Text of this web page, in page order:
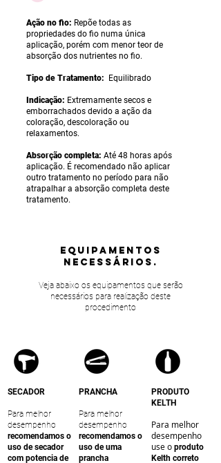
Ação no fio: Repõe todas as
propriedades do fio numa única
aplicação, porém com menor teor de
absorção dos nutrientes no fio.
Tipo de Tratamento: Equilibrado
Indicação: Extremamente secos e
emborrachados devido a ação da
coloração, descoloração ou
relaxamentos.
Absorção completa: Até 48 horas após
aplicação. É recomendado não aplicar
outro tratamento no período para não
atrapalhar a absorção completa deste
tratamento.
equipamentos
NECESSÁRIOS.
Veja abaixo os equipamentos que serão
necessários para realização deste
procedimento
SECADOR
Para melhor
desempenho
recomendamos o
uso de secador
com potencia de
PRANCHA
Para melhor
desempenho
recomendamos o
uso de uma
prancha
PRODUTO
KELTH
Para melhor
desempenho
use o produto
Kelth correto